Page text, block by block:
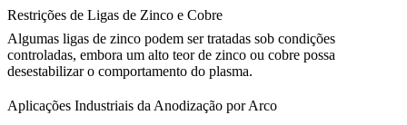
Restrições de Ligas de Zinco e Cobre
Algumas ligas de zinco podem ser tratadas sob condições
controladas, embora um alto teor de zinco ou cobre possa
desestabilizar o comportamento do plasma.
Aplicações Industriais da Anodização por Arco